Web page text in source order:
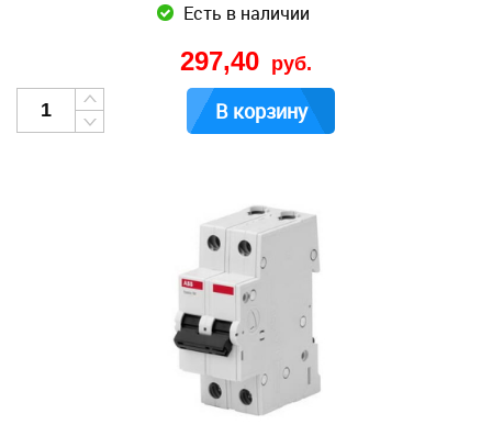
Есть в наличии
297,40 руб.
В корзину